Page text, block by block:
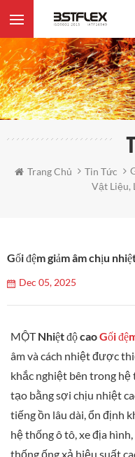
Trang Chủ Tin Tức
Vật Liệu,
Gối đệm giảm âm chịu
Dec 05, 2025
MỘTNhiệt độ caoGối
âm và cách nhiệt được
khắc nghiệt bên trong
tạo bằng sợi chịu nhiệt
tiếng ồn lâu dài, ổn định
hệ thống ô tô, xe địa
thống ống xả hiệu suất